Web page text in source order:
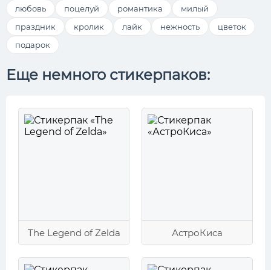
любовь поцелуй романтика
милый
праздник
кролик лайк нежность
цветок
подарок
Еще немного стикерпаков:
The Legend of Zelda АстроКиса